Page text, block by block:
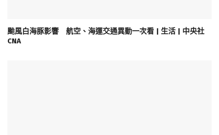
颱風白海豚影響 航空、海運交通異動一次看 | 生活 | 中央社
CNA